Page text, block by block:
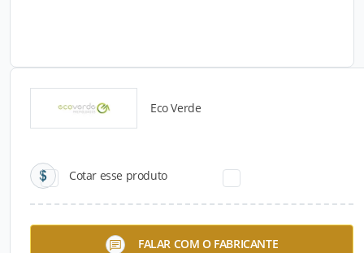
Eco Verde
Cotar esse produto
FALAR COM O FABRICANTE
Catálogos para Download